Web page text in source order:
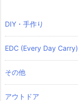
DIY・手作り
EDC (Every Day Carry)
その他
アウトドア